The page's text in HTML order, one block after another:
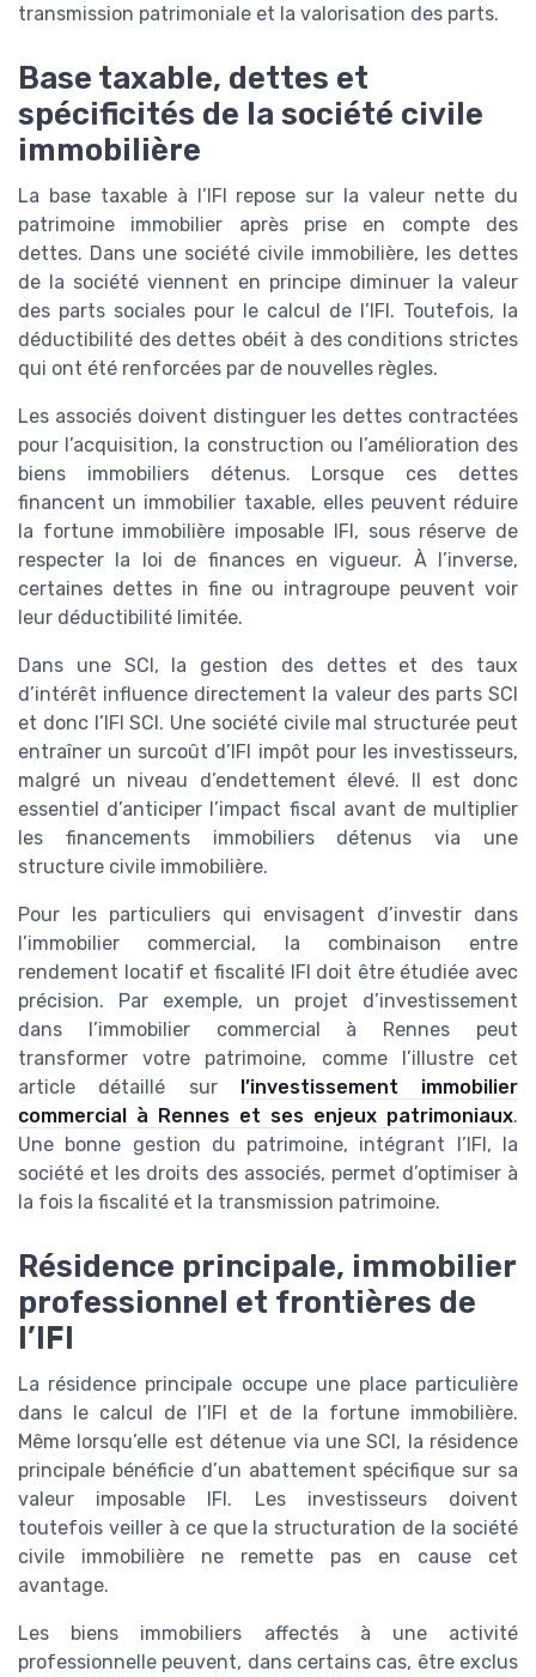
transmission patrimoniale et la valorisation des parts.
Base taxable, dettes et
spécificités de la société civile
immobilière
La base taxable à l’IFI repose sur la valeur nette du
patrimoine immobilier après prise en compte des
dettes. Dans une société civile immobilière, les dettes
de la société viennent en principe diminuer la valeur
des parts sociales pour le calcul de l’IFI. Toutefois, la
déductibilité des dettes obéit à des conditions strictes
qui ont été renforcées par de nouvelles règles.
Les associés doivent distinguer les dettes contractées
pour l’acquisition, la construction ou l’amélioration des
biens immobiliers détenus. Lorsque ces dettes
financent un immobilier taxable, elles peuvent réduire
la fortune immobilière imposable IFI, sous réserve de
respecter la loi de finances en vigueur. À l’inverse,
certaines dettes in fine ou intragroupe peuvent voir
leur déductibilité limitée.
Dans une SCI, la gestion des dettes et des taux
d’intérêt influence directement la valeur des parts SCI
et donc l’IFI SCI. Une société civile mal structurée peut
entraîner un surcoût d’IFI impôt pour les investisseurs,
malgré un niveau d’endettement élevé. Il est donc
essentiel d’anticiper l’impact fiscal avant de multiplier
les financements immobiliers détenus via une
structure civile immobilière.
Pour les particuliers qui envisagent d’investir dans
l’immobilier commercial, la combinaison entre
rendement locatif et fiscalité IFI doit être étudiée avec
précision. Par exemple, un projet d’investissement
dans l’immobilier commercial à Rennes peut
transformer votre patrimoine, comme l’illustre cet
article détaillé sur l’investissement immobilier
commercial à Rennes et ses enjeux patrimoniaux.
Une bonne gestion du patrimoine, intégrant l’IFI, la
société et les droits des associés, permet d’optimiser à
la fois la fiscalité et la transmission patrimoine.
Résidence principale, immobilier
professionnel et frontières de
l’IFI
La résidence principale occupe une place particulière
dans le calcul de l’IFI et de la fortune immobilière.
Même lorsqu’elle est détenue via une SCI, la résidence
principale bénéficie d’un abattement spécifique sur sa
valeur imposable IFI. Les investisseurs doivent
toutefois veiller à ce que la structuration de la société
civile immobilière ne remette pas en cause cet
avantage.
Les biens immobiliers affectés à une activité
professionnelle peuvent, dans certains cas, être exclus